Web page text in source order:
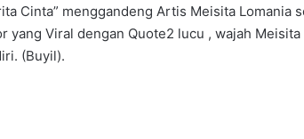
Cinta” menggandeng Artis Meisita Lomania
yang Viral dengan Quote2 lucu , wajah
(Buyil).